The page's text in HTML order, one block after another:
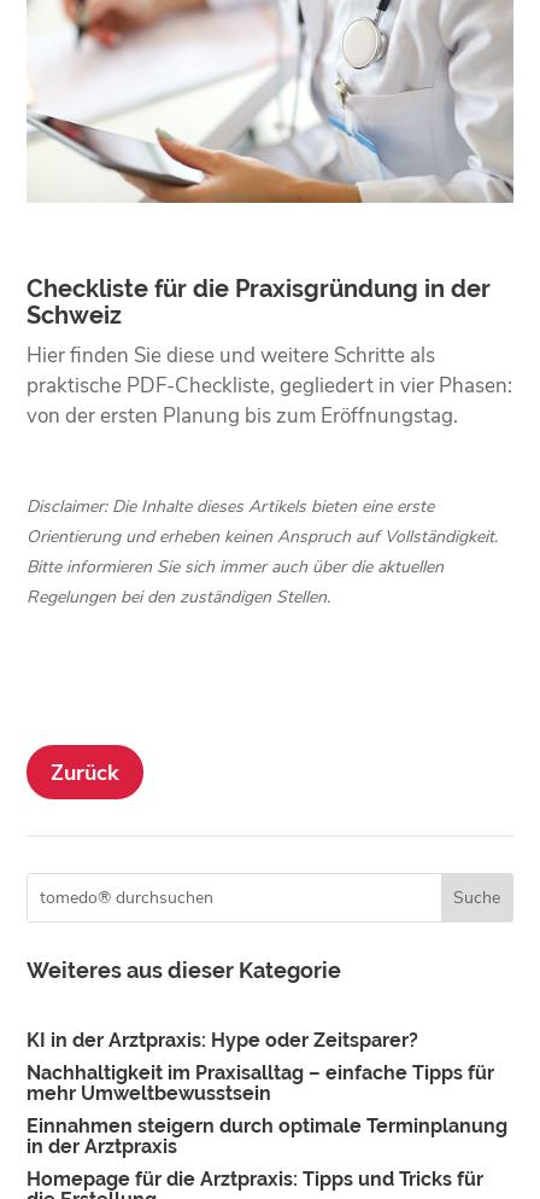
Checkliste für die Praxisgründung in der
Schweiz
Hier finden Sie diese und weitere Schritte als
praktische PDF-Checkliste, gegliedert in vier Phasen:
von der ersten Planung bis zum Eröffnungstag.
Disclaimer: Die Inhalte dieses Artikels bieten eine erste
Orientierung und erheben keinen Anspruch auf Vollständigkeit.
Bitte informieren Sie sich immer auch über die aktuellen
Regelungen bei den zuständigen Stellen.
Zurück
Weiteres aus dieser Kategorie
KI in der Arztpraxis: Hype oder Zeitsparer?
Nachhaltigkeit im Praxisalltag – einfache Tipps für
mehr Umweltbewusstsein
Einnahmen steigern durch optimale Terminplanung
in der Arztpraxis
Homepage für die Arztpraxis: Tipps und Tricks für